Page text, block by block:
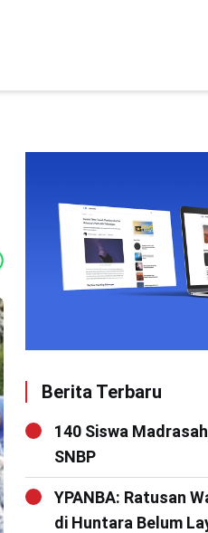
Berita Terbaru
140 Siswa
SNBP
YPANBA: Ratusan
di Huntara Belum